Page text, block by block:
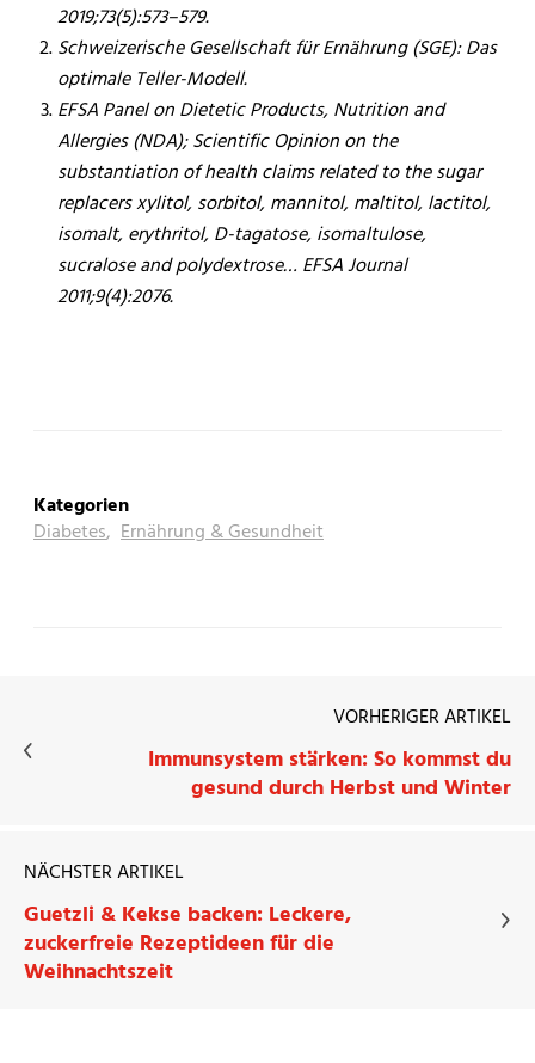
2019;73(5):573–579.
Schweizerische Gesellschaft für Ernährung (SGE): Das
optimale Teller-Modell.
EFSA Panel on Dietetic Products, Nutrition and
Allergies (NDA); Scientific Opinion on the
substantiation of health claims related to the sugar
replacers xylitol, sorbitol, mannitol, maltitol, lactitol,
isomalt, erythritol, D-tagatose, isomaltulose,
sucralose and polydextrose… EFSA Journal
2011;9(4):2076.
Kategorien
Diabetes, Ernährung & Gesundheit
VORHERIGER ARTIKEL
Immunsystem stärken: So kommst du
gesund durch Herbst und Winter
NÄCHSTER ARTIKEL
Guetzli & Kekse backen: Leckere,
zuckerfreie Rezeptideen für die
Weihnachtszeit